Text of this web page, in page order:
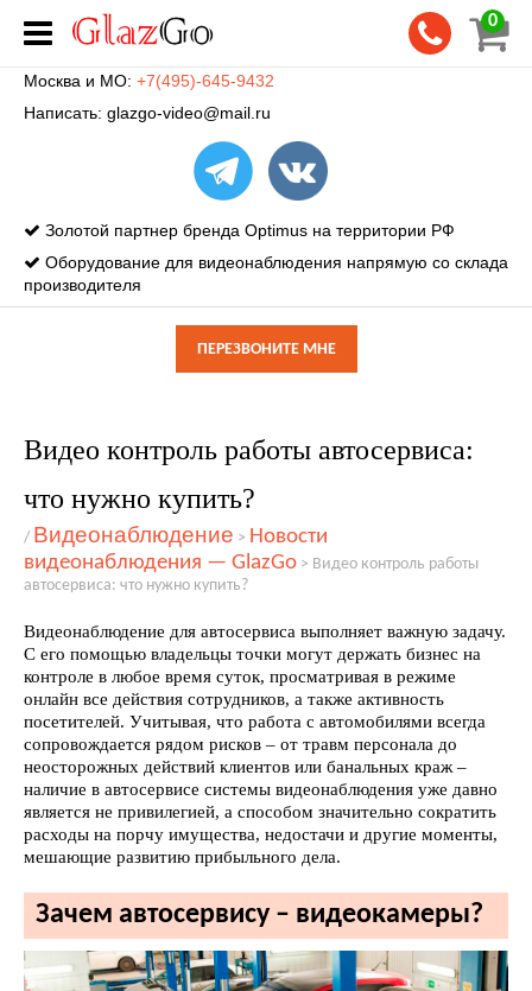
0
Москва и МО: +7(495)-645-9432
Написать: glazgo-video@mail.ru
Золотой партнер бренда Optimus на территории РФ
Оборудование для видеонаблюдения напрямую со склада
производителя
ПЕРЕЗВОНИТЕ МНЕ
Видео контроль работы автосервиса:
что нужно купить?
/ Видеонаблюдение > Новости
видеонаблюдения — GlazGo > Видео контроль работы
автосервиса: что нужно купить?
Видеонаблюдение для автосервиса выполняет важную задачу.
С его помощью владельцы точки могут держать бизнес на
контроле в любое время суток, просматривая в режиме
онлайн все действия сотрудников, а также активность
посетителей. Учитывая, что работа с автомобилями всегда
сопровождается рядом рисков – от травм персонала до
неосторожных действий клиентов или банальных краж –
наличие в автосервисе системы видеонаблюдения уже давно
является не привилегией, а способом значительно сократить
расходы на порчу имущества, недостачи и другие моменты,
мешающие развитию прибыльного дела.
Зачем автосервису – видеокамеры?